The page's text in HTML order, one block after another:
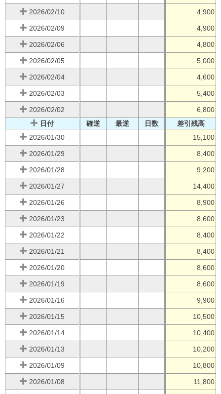
2026/02/10 4,900
2026/02/09 4,900
2026/02/06 4,800
2026/02/05 5,000
2026/02/04 4,600
2026/02/03 5,400
2026/02/02
6,800
日付
確逆 最逆 日数
差引残高
2026/01/30
15,100
2026/01/29 8,400
2026/01/28 9,200
2026/01/27 14,400
2026/01/26 8,900
2026/01/23 8,600
2026/01/22 8,400
2026/01/21 8,400
2026/01/20 8,600
2026/01/19 8,600
2026/01/16 9,900
2026/01/15 10,500
2026/01/14 10,400
2026/01/13 10,200
2026/01/09 10,800
2026/01/08 11,800